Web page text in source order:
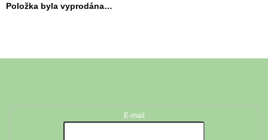
Položka byla vyprodána…
E-mail